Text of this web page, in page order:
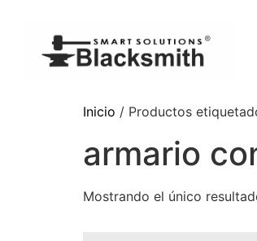
Inicio / Productos
armario
Mostrando el único